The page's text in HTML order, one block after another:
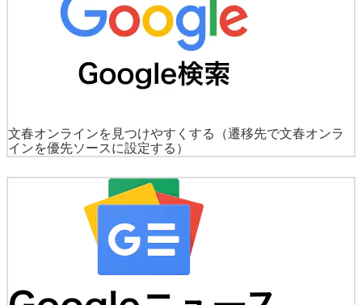
文春オンラインを見つけやすくする
（遷移先で文春オンラ
インを優先ソースに設定する）